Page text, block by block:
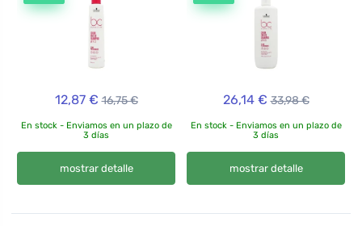
12,87 € 16,75 €
En stock - Enviamos en un plazo de
3 días
mostrar detalle
26,14 € 33,98 €
En stock - Enviamos en un plazo de
3 días
mostrar detalle